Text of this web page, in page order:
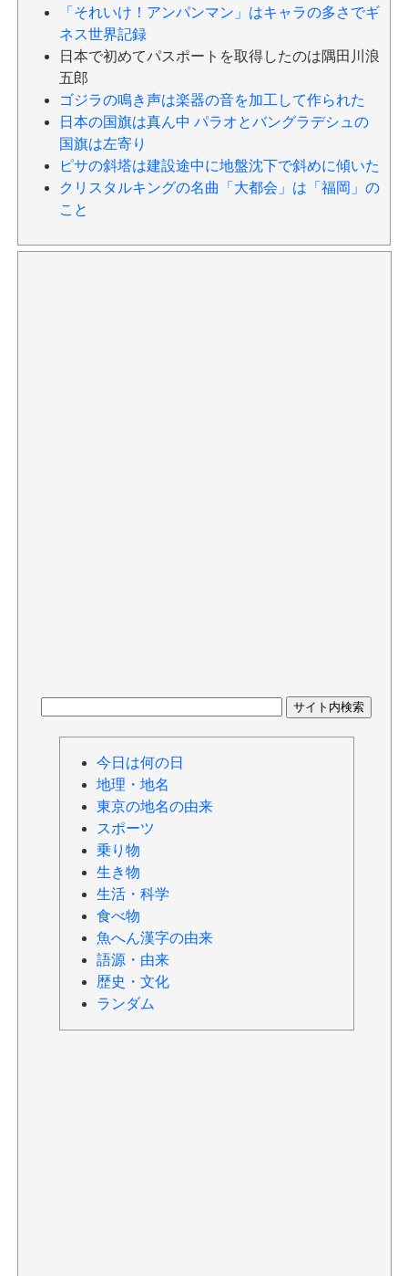
「それいけ！アンパンマン」はキャラの多さでギ
ネス世界記録
日本で初めてパスポートを取得したのは隅田川浪
五郎
ゴジラの鳴き声は楽器の音を加工して作られた
日本の国旗は真ん中 パラオとバングラデシュの
国旗は左寄り
ピサの斜塔は建設途中に地盤沈下で斜めに傾いた
クリスタルキングの名曲「大都会」は「福岡」の
こと
今日は何の日
地理・地名
東京の地名の由来
スポーツ
乗り物
生き物
生活・科学
食べ物
魚へん漢字の由来
語源・由来
歴史・文化
ランダム